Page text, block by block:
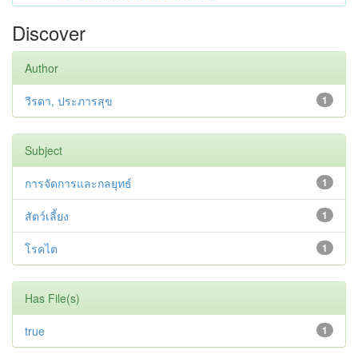
Discover
Author
1
วีรดา, ประภารสุข
Subject
1
การจัดการและกลยุทธ์
1
สัตว์เลี้ยง
1
โรคไต
Has File(s)
1
true